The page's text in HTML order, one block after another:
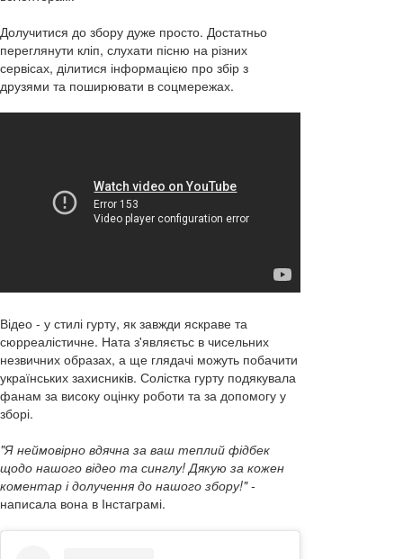
Долучитися до збору дуже просто. Достатньо
переглянути кліп, слухати пісню на різних
сервісах, ділитися інформацією про збір з
друзями та поширювати в соцмережах.
Відео - у стилі гурту, як завжди яскраве та
сюрреалістичне. Ната з'являєтьс в чисельних
незвичних образах, а ще глядачі можуть побачити
українських захисників. Солістка гурту подякувала
фанам за високу оцінку роботи та за допомогу у
зборі.
"Я неймовірно вдячна за ваш теплий фідбек
щодо нашого відео та синглу! Дякую за кожен
коментар і долучення до нашого збору!" -
написала вона в Інстаграмі.